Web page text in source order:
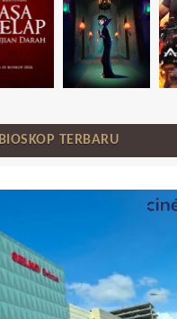
BIOSKOP TERBARU